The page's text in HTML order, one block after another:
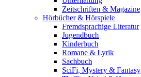
Zeitschriften & Magazine
Hörbücher & Hörspiele
Fremdsprachige Literatur
Jugendbuch
Kinderbuch
Romane & Lyrik
Sachbuch
SciFi, Mystery & Fantasy